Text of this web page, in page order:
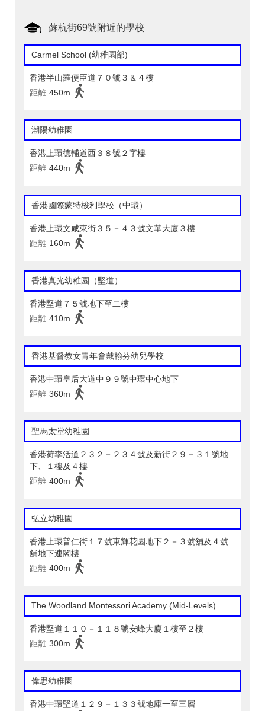
蘇杭街69號附近的學校
Carmel School (幼稚園部)
香港半山羅便臣道７０號３＆４樓
距離 450m
潮陽幼稚園
香港上環德輔道西３８號２字樓
距離 440m
香港國際蒙特梭利學校（中環）
香港上環文咸東街３５－４３號文華大廈３樓
距離 160m
香港真光幼稚園（堅道）
香港堅道７５號地下至二樓
距離 410m
香港基督教女青年會戴翰芬幼兒學校
香港中環皇后大道中９９號中環中心地下
距離 360m
聖馬太堂幼稚園
香港荷李活道２３２－２３４號及新街２９－３１號地
下、１樓及４樓
距離 400m
弘立幼稚園
香港上環普仁街１７號東輝花園地下２－３號舖及４號
舖地下連閣樓
距離 400m
The Woodland Montessori Academy (Mid-Levels)
香港堅道１１０－１１８號安峰大廈１樓至２樓
距離 300m
偉思幼稚園
香港中環堅道１２９－１３３號地庫一至三層